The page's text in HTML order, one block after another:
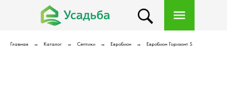
Главная Каталог Септики Евробион Евробион Горизонт 5